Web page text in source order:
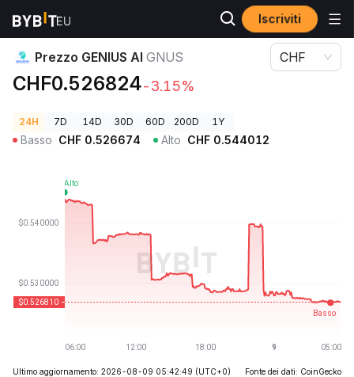
Iscriviti
Prezzi Crypto
Prezzo GENIUS AI GNUS
CHF0.526824-3.15%
CHF
24H 7D 14D 30D 60D 200D 1Y
Basso CHF 0.526674 Alto CHF 0.544012
Ultimo aggiornamento: 2026-08-09 05:42:49 (UTC+0)
Fonte dei dati: CoinGecko